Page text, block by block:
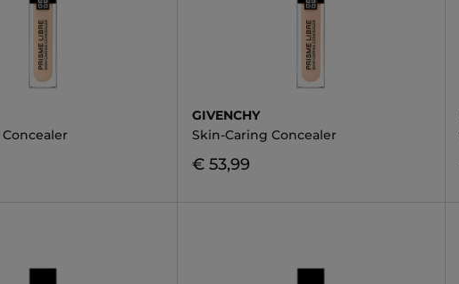
GIVENCHY
Skin-Caring Concealer
€ 53,99